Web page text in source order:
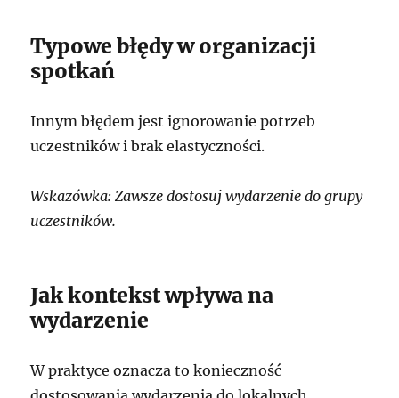
Typowe błędy w organizacji
spotkań
Innym błędem jest ignorowanie potrzeb
uczestników i brak elastyczności.
Wskazówka: Zawsze dostosuj wydarzenie do grupy
uczestników.
Jak kontekst wpływa na
wydarzenie
W praktyce oznacza to konieczność